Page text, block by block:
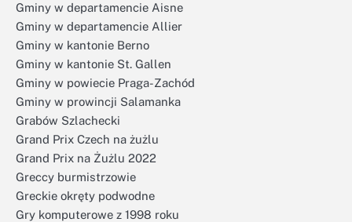
Gminy w departamencie Aisne
Gminy w departamencie Allier
Gminy w kantonie Berno
Gminy w kantonie St. Gallen
Gminy w powiecie Praga-Zachód
Gminy w prowincji Salamanka
Grabów Szlachecki
Grand Prix Czech na żużlu
Grand Prix na Żużlu 2022
Greccy burmistrzowie
Greckie okręty podwodne
Gry komputerowe z 1998 roku